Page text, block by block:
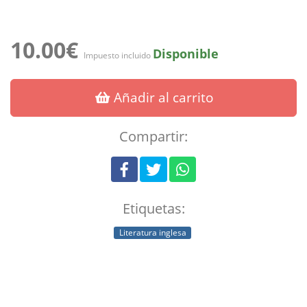
10.00€ Impuesto incluido Disponible
Añadir al carrito
Compartir:
Etiquetas:
Literatura inglesa